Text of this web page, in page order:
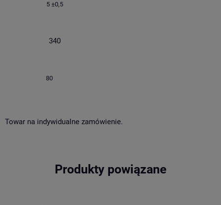
5 ±0,5
340
80
Towar na indywidualne zamówienie.
Produkty powiązane